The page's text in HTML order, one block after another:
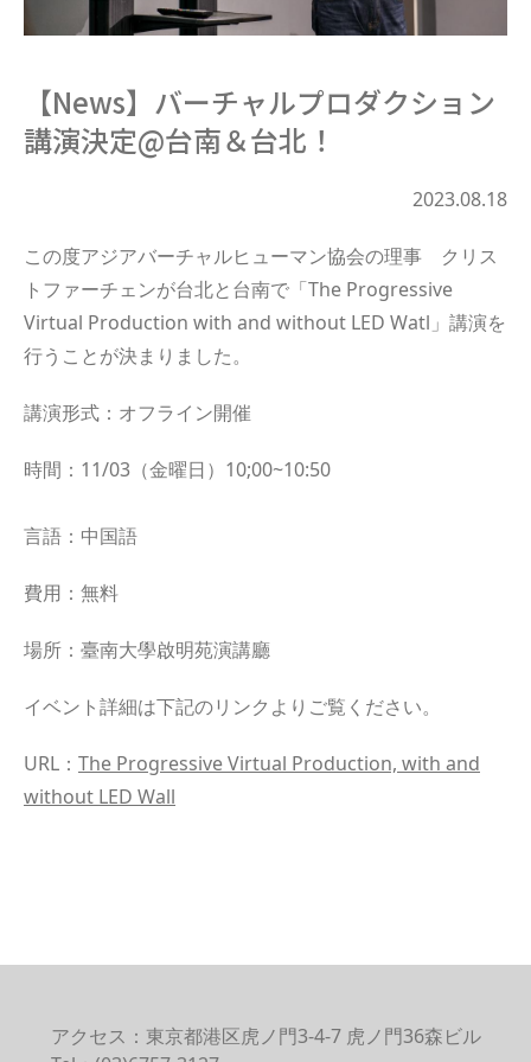
【News】バーチャルプロダクション
講演決定@台南＆台北！
2023.08.18
この度アジアバーチャルヒューマン協会の理事 クリス
トファーチェンが台北と台南で「The Progressive
Virtual Production with and without LED Watl」講演を
行うことが決まりました。
講演形式：オフライン開催
時間：11/03（金曜日）10;00~10:50
言語：中国語
費用：無料
場所：臺南大學啟明苑演講廳
イベント詳細は下記のリンクよりご覧ください。
URL： The Progressive Virtual Production, with and
without LED Wall
アクセス：東京都港区虎ノ門3-4-7 虎ノ門36森ビル